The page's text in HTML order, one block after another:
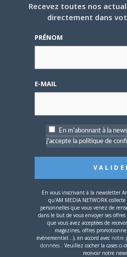
Se souvenir de moi
OÙ TROUVER NOS MAGAZINES
Si votre ville n'est pas dans la
Recevez toutes nos
directement dans
PRÉNOM
E-MAIL
En m'abonnant à la
j'accepte la politique de
En vous inscrivant à la newsletter
qu'AM MEDIA NETWORK
personnelles que vous venez de
dans le but de vous envoyer ses
que vous avez acceptées de
magazines, offres
événementiel...), en accord avec notre
données . Veuillez cocher la cases
recevoir notre